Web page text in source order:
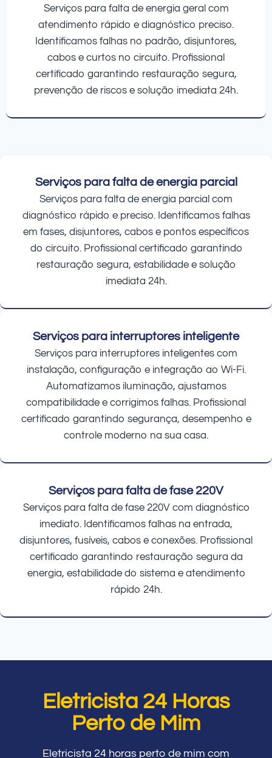
Serviços para falta de energia geral com
atendimento rápido e diagnóstico preciso.
Identificamos falhas no padrão, disjuntores,
cabos e curtos no circuito. Profissional
certificado garantindo restauração segura,
prevenção de riscos e solução imediata 24h.
Serviços para falta de energia parcial
Serviços para falta de energia parcial com
diagnóstico rápido e preciso. Identificamos falhas
em fases, disjuntores, cabos e pontos específicos
do circuito. Profissional certificado garantindo
restauração segura, estabilidade e solução
imediata 24h.
Serviços para interruptores inteligente
Serviços para interruptores inteligentes com
instalação, configuração e integração ao Wi-Fi.
Automatizamos iluminação, ajustamos
compatibilidade e corrigimos falhas. Profissional
certificado garantindo segurança, desempenho e
controle moderno na sua casa.
Serviços para falta de fase 220V
Serviços para falta de fase 220V com diagnóstico
imediato. Identificamos falhas na entrada,
disjuntores, fusíveis, cabos e conexões. Profissional
certificado garantindo restauração segura da
energia, estabilidade do sistema e atendimento
rápido 24h.
Eletricista 24 Horas
Perto de Mim
Eletricista 24 horas perto de mim com